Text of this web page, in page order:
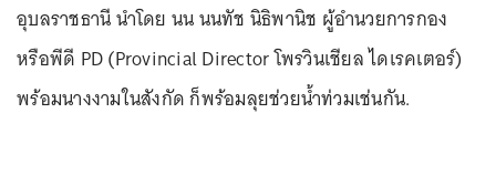
อุบลราชธานี นำโดย นน นนทัช นิธิพานิช ผู้อำนวยการกอง
หรือพีดี PD (Provincial Director โพรวินเชียล ไดเรคเตอร์)
พร้อมนางงามในสังกัด ก็พร้อมลุยช่วยน้ำท่วมเช่นกัน.